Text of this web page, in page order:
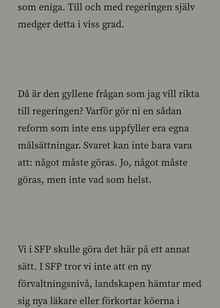
som eniga. Till och med regeringen själv
medger detta i viss grad.
Då är den gyllene frågan som jag vill rikta
till regeringen? Varför gör ni en sådan
reform som inte ens uppfyller era egna
målsättningar. Svaret kan inte bara vara
att: något måste göras. Jo, något måste
göras, men inte vad som helst.
Vi i SFP skulle göra det här på ett annat
sätt. I SFP tror vi inte att en ny
förvaltningsnivå, landskapen hämtar med
sig nya läkare eller förkortar köerna i